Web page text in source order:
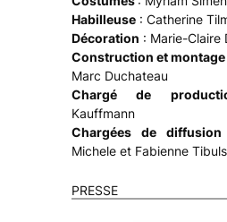
Habilleuse: Catherine
Décoration : Marie-Claire
Construction et montage
Marc Duchateau
Chargé de
Kauffmann
Chargées de diffusion
Michele et Fabienne
PRESSE